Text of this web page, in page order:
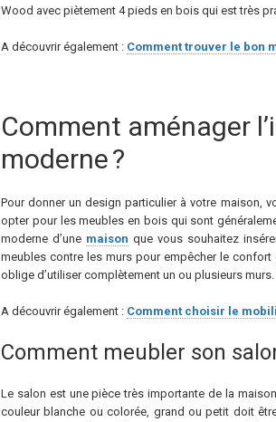
Wood avec piètement 4 pieds en bois qui est très
A découvrir également : Comment trouver le bon
Comment aménager
moderne ?
Pour donner un design particulier à votre maison,
opter pour les meubles en bois qui sont
moderne d’une maison que vous souhaitez
meubles contre les murs pour empêcher le
oblige d’utiliser complètement un ou plusieurs
A découvrir également : Comment choisir le
Comment meubler son
Le salon est une pièce très importante de la
couleur blanche ou colorée, grand ou petit doit